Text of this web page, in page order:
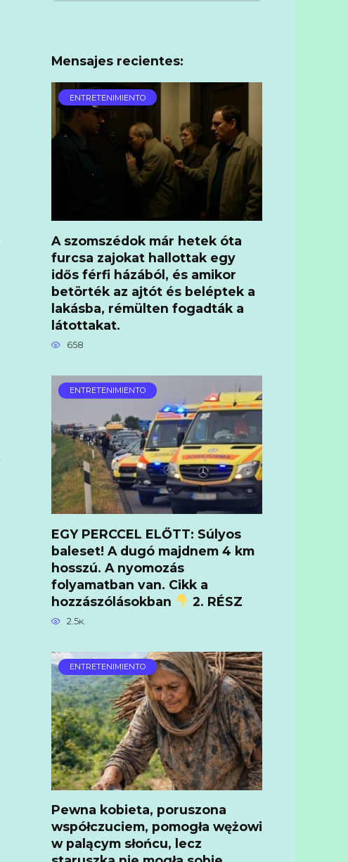
Mensajes recientes:
ENTRETENIMIENTO
A szomszédok már hetek óta
furcsa zajokat hallottak egy
idős férfi házából, és amikor
betörték az ajtót és beléptek a
lakásba, rémülten fogadták a
látottakat.
658
ENTRETENIMIENTO
EGY PERCCEL ELŐTT: Súlyos
baleset! A dugó majdnem 4 km
hosszú. A nyomozás
folyamatban van. Cikk a
hozzászólásokban
2. RÉSZ
2.5к.
ENTRETENIMIENTO
Pewna kobieta, poruszona
współczuciem, pomogła wężowi
w palącym słońcu, lecz